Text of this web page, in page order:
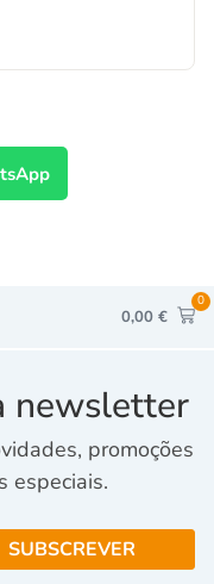
0,00 €
0
newsletter
promoções
especiais.